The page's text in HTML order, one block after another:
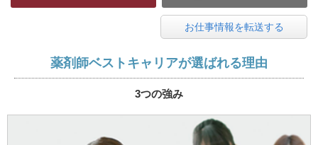
お仕事情報を転送する
薬剤師ベストキャリアが選ばれる理由
3つの強み